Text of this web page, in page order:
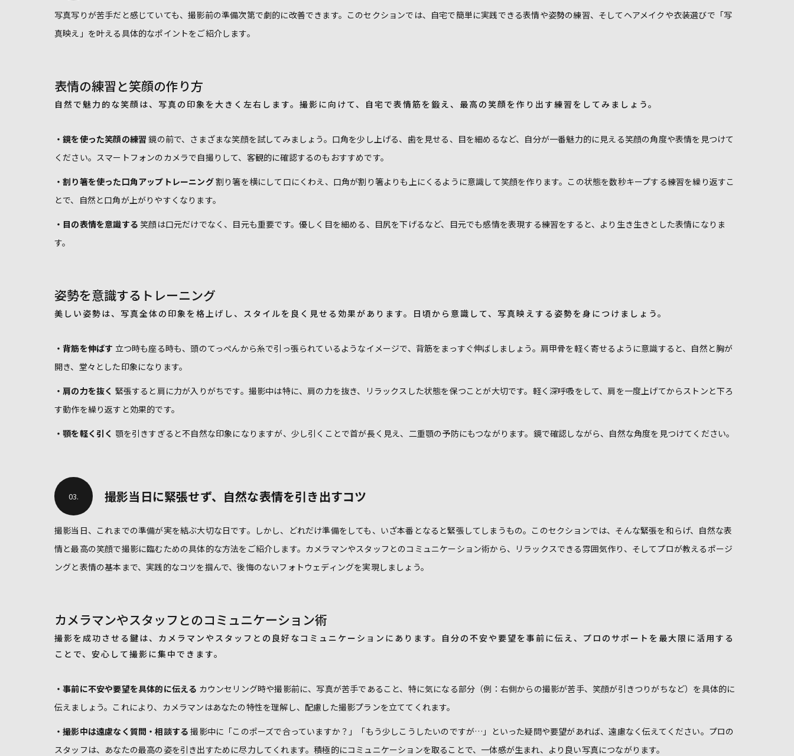
写真写りが苦手だと感じていても、撮影前の準備次第で劇的に改善できます。このセクションでは、自宅で簡単に実践できる表情や姿勢の練習、そしてヘアメイクや衣装選びで「写
真映え」を叶える具体的なポイントをご紹介します。
表情の練習と笑顔の作り方
自然で魅力的な笑顔は、写真の印象を大きく左右します。撮影に向けて、自宅で表情筋を鍛え、最高の笑顔を作り出す練習をしてみましょう。
・鏡を使った笑顔の練習 鏡の前で、さまざまな笑顔を試してみましょう。口角を少し上げる、歯を見せる、目を細めるなど、自分が一番魅力的に見える笑顔の角度や表情を見つけて
ください。スマートフォンのカメラで自撮りして、客観的に確認するのもおすすめです。
・割り箸を使った口角アップトレーニング割り箸を横にして口にくわえ、口角が割り箸よりも上にくるように意識して笑顔を作ります。この状態を数秒キープする練習を繰り返すこ
とで、自然と口角が上がりやすくなります。
・目の表情を意識する 笑顔は口元だけでなく、目元も重要です。優しく目を細める、目尻を下げるなど、目元でも感情を表現する練習をすると、より生き生きとした表情になりま
す。
姿勢を意識するトレーニング
美しい姿勢は、写真全体の印象を格上げし、スタイルを良く見せる効果があります。日頃から意識して、写真映えする姿勢を身につけましょう。
・背筋を伸ばす 立つ時も座る時も、頭のてっぺんから糸で引っ張られているようなイメージで、背筋をまっすぐ伸ばしましょう。肩甲骨を軽く寄せるように意識すると、自然と胸が
開き、堂々とした印象になります。
・肩の力を抜く 緊張すると肩に力が入りがちです。撮影中は特に、肩の力を抜き、リラックスした状態を保つことが大切です。軽く深呼吸をして、肩を一度上げてからストンと下ろ
す動作を繰り返すと効果的です。
・顎を軽く引く 顎を引きすぎると不自然な印象になりますが、少し引くことで首が長く見え、二重顎の予防にもつながります。鏡で確認しながら、自然な角度を見つけてください。
撮影当日に緊張せず、自然な表情を引き出すコツ
03.
撮影当日、これまでの準備が実を結ぶ大切な日です。しかし、どれだけ準備をしても、いざ本番となると緊張してしまうもの。このセクションでは、そんな緊張を和らげ、自然な表
情と最高の笑顔で撮影に臨むための具体的な方法をご紹介します。カメラマンやスタッフとのコミュニケーション術から、リラックスできる雰囲気作り、そしてプロが教えるポージ
ングと表情の基本まで、実践的なコツを掴んで、後悔のないフォトウェディングを実現しましょう。
カメラマンやスタッフとのコミュニケーション術
撮影を成功させる鍵は、カメラマンやスタッフとの良好なコミュニケーションにあります。自分の不安や要望を事前に伝え、プロのサポートを最大限に活用する
ことで、安心して撮影に集中できます。
・事前に不安や要望を具体的に伝える カウンセリング時や撮影前に、写真が苦手であること、特に気になる部分（例：右側からの撮影が苦手、笑顔が引きつりがちなど）を具体的に
伝えましょう。これにより、カメラマンはあなたの特性を理解し、配慮した撮影プランを立ててくれます。
・撮影中は遠慮なく質問・相談する 撮影中に「このポーズで合っていますか？」「もう少しこうしたいのですが…」といった疑問や要望があれば、遠慮なく伝えてください。プロの
スタッフは、あなたの最高の姿を引き出すために尽力してくれます。積極的にコミュニケーションを取ることで、一体感が生まれ、より良い写真につながります。